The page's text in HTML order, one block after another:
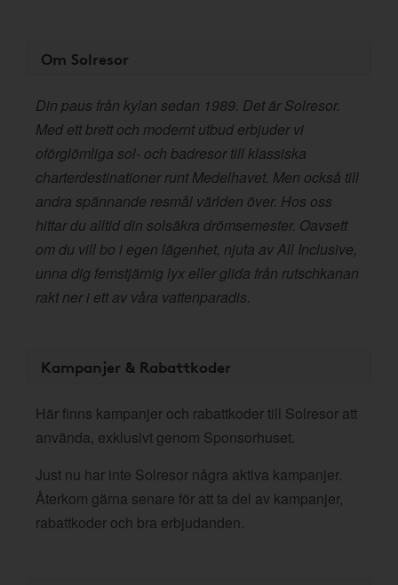
Om Solresor
Din paus från kylan sedan 1989. Det är Solresor.
Med ett brett och modernt utbud erbjuder vi
oförglömliga sol- och badresor till klassiska
charterdestinationer runt Medelhavet. Men också till
andra spännande resmål världen över. Hos oss
hittar du alltid din solsäkra drömsemester. Oavsett
om du vill bo i egen lägenhet, njuta av All Inclusive,
unna dig femstjärnig lyx eller glida från rutschkanan
rakt ner i ett av våra vattenparadis.
Kampanjer & Rabattkoder
Här finns kampanjer och rabattkoder till Solresor att
använda, exklusivt genom Sponsorhuset.
Just nu har inte Solresor några aktiva kampanjer.
Återkom gärna senare för att ta del av kampanjer,
rabattkoder och bra erbjudanden.